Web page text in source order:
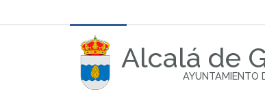
Alcalá de
AYUNTAMIENTO